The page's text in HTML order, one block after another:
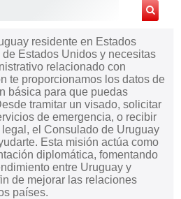
residente en Estados
Estados Unidos y necesitas
relacionado con
te proporcionamos los datos de
básica para que puedas
tramitar un visado, solicitar
de emergencia, o recibir
el Consulado de Uruguay
Esta misión actúa como
diplomática, fomentando
entre Uruguay y
de mejorar las relaciones
países.